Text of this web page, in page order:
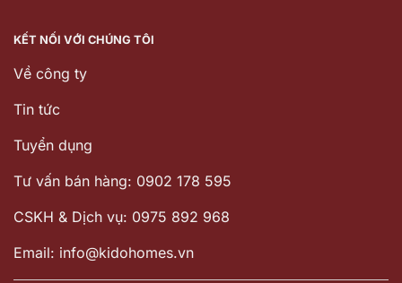
KẾT NỐI VỚI CHÚNG TÔI
Về công ty
Tin tức
Tuyển dụng
Tư vấn bán hàng: 0902 178 595
CSKH & Dịch vụ: 0975 892 968
Email: info@kidohomes.vn